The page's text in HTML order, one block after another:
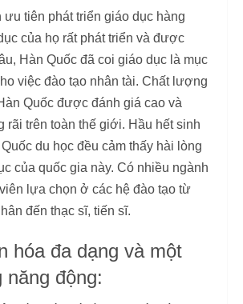
ưu tiên phát triển giáo dục hàng
của họ rất phát triển và được
Hàn Quốc đã coi giáo dục là mục
việc đào tạo nhân tài. Chất lượng
Quốc được đánh giá cao và
rãi trên toàn thế giới. Hầu hết sinh
du học đều cảm thấy hài lòng
của quốc gia này. Có nhiều ngành
lựa chọn ở các hệ đào tạo từ
đến thạc sĩ, tiến sĩ.
hóa đa dạng và một
năng động: